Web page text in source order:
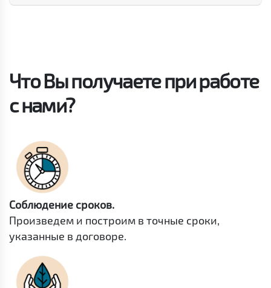
Что Вы получаете при работе
с нами?
Соблюдение сроков.
Произведем и построим в точные сроки,
указанные в договоре.